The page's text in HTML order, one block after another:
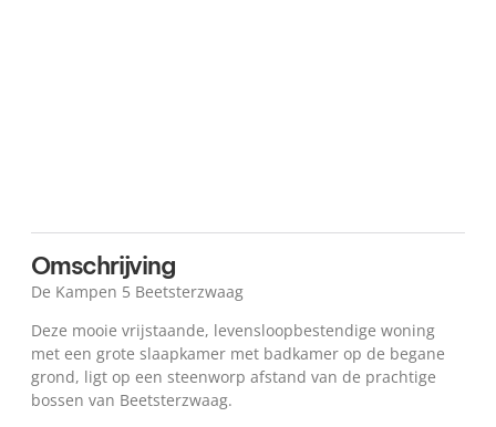
Omschrijving
De Kampen 5 Beetsterzwaag
Deze mooie vrijstaande, levensloopbestendige woning
met een grote slaapkamer met badkamer op de begane
grond, ligt op een steenworp afstand van de prachtige
bossen van Beetsterzwaag.